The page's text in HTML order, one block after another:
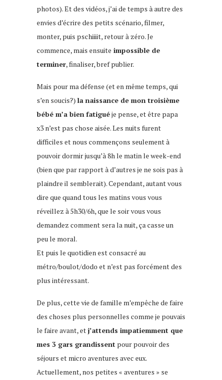
photos). Et des vidéos, j’ai de temps à autre des
envies d’écrire des petits scénario, filmer,
monter, puis pschiiiit, retour à zéro. Je
commence, mais ensuite impossible de
terminer, finaliser, bref publier.
Mais pour ma défense (et en même temps, qui
s’en soucis?) la naissance de mon troisième
bébé m’a bien fatiguéje pense, et être papa
x3 n’est pas chose aisée. Les nuits furent
difficiles et nous commençons seulement à
pouvoir dormir jusqu’à 8h le matin le week-end
(bien que par rapport à d’autres je ne sois pas à
plaindre il semblerait). Cependant, autant vous
dire que quand tous les matins vous vous
réveillez à 5h30/6h, que le soir vous vous
demandez comment sera la nuit, ça casse un
peu le moral.
Et puis le quotidien est consacré au
métro/boulot/dodo et n’est pas forcément des
plus intéressant.
De plus, cette vie de famille m’empêche de faire
des choses plus personnelles comme je pouvais
le faire avant, etj’attends impatiemment que
mes 3 gars grandissent pour pouvoir des
séjours et micro aventures avec eux.
Actuellement, nos petites « aventures » se